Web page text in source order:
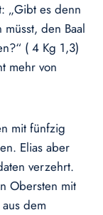
„Gibt es denn
den Baal
( 4 Kg 1,3)
mehr von
mit fünfzig
Elias aber
verzehrt.
Obersten mit
dem